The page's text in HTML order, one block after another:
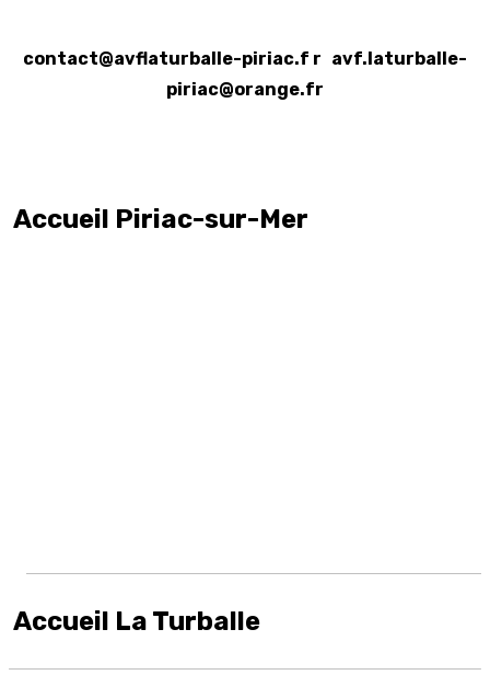
contact@avflaturballe-piriac.f r avf.laturballe-
piriac@orange.fr
Accueil Piriac-sur-Mer
Accueil La Turballe